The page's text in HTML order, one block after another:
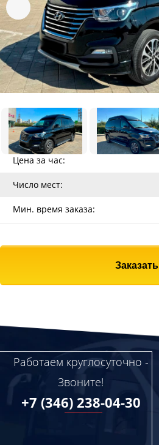
Цена за час:
Число мест:
Мин. время заказа:
Заказать
Работаем круглосуточно -
Звоните!
+7 (346) 238-04-30